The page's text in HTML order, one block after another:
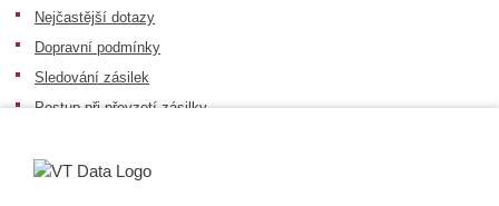
Nejčastější dotazy
Dopravní podmínky
Sledování zásilek
Postup při převzetí zásilky
Obecné informace